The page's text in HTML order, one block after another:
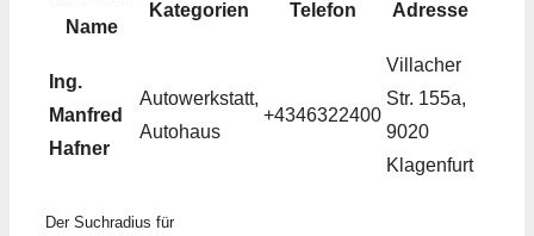
Name
Kategorien Telefon Adresse
Ing.
Manfred
Hafner
Autowerkstatt,
Autohaus
+4346322400
Villacher
Str. 155a,
9020
Klagenfurt
Der Suchradius für